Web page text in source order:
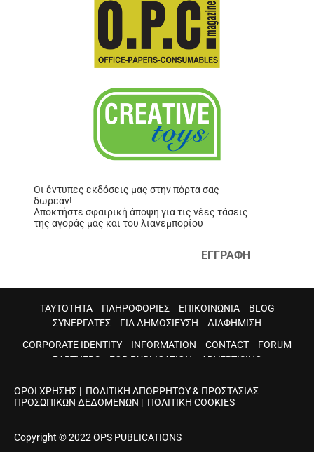
Οι έντυπες εκδόσεις μας στην πόρτα σας
δωρεάν!
Αποκτήστε σφαιρική άποψη για τις νέες τάσεις
της αγοράς μας και του λιανεμπορίου
ΕΓΓΡΑΦΗ
ΤΑΥΤΟΤΗΤΑ ΠΛΗΡΟΦΟΡΙΕΣ ΕΠΙΚΟΙΝΩΝΙΑ
BLOG
ΣΥΝΕΡΓΑΤΕΣ
ΓΙΑ ΔΗΜΟΣΙΕΥΣΗ
ΔΙΑΦΗΜΙΣΗ
CORPORATE IDENTITY
INFORMATION CONTACT
FORUM
PARTNERS
FOR PUBLICATION ADVERTISING
ΟΡΟΙ ΧΡΗΣΗΣ | ΠΟΛΙΤΙΚΗ ΑΠΟΡΡΗΤΟΥ & ΠΡΟΣΤΑΣΙΑΣ
ΠΡΟΣΩΠΙΚΩΝ ΔΕΔΟΜΕΝΩΝ | ΠΟΛΙΤΙΚΗ COOKIES
Copyright © 2022 OPS PUBLICATIONS